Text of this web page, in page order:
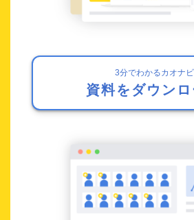
3分でわかるカオナビ
資料をダウン